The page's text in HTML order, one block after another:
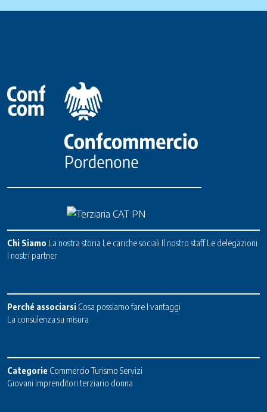
Chi Siamo La nostra storia Le cariche sociali Il nostro staff Le delegazioni
I nostri partner
Perché associarsi Cosa possiamo fare I vantaggi
La consulenza su misura
Categorie Commercio Turismo Servizi
Giovani imprenditori terziario donna